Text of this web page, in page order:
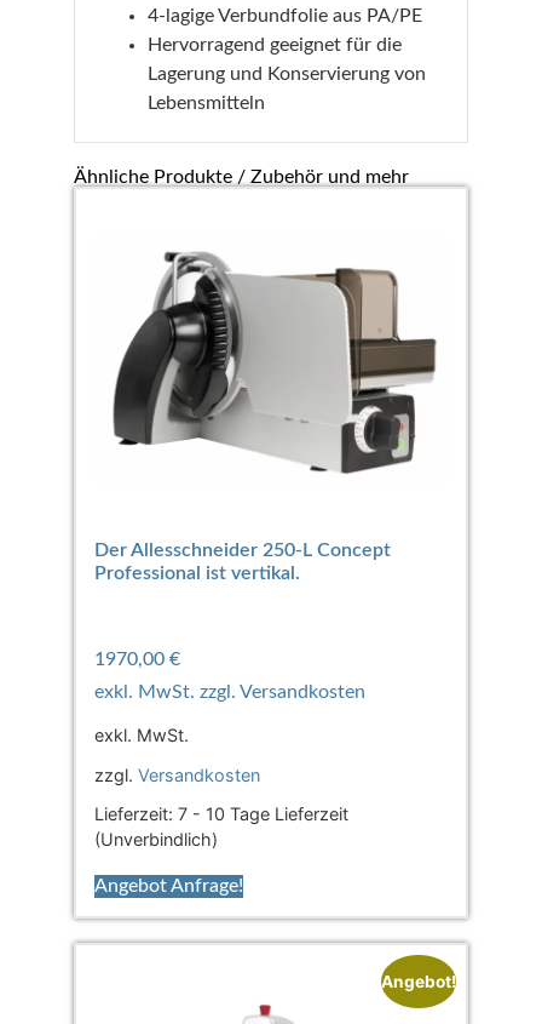
4-lagige Verbundfolie aus PA/PE
Hervorragend geeignet für die
Lagerung und Konservierung von
Lebensmitteln
Ähnliche Produkte / Zubehör und mehr
Der Allesschneider 250-L Concept
Professional ist vertikal.
1970,00 €
exkl. MwSt.
zzgl. Versandkosten
Lieferzeit: 7 - 10 Tage Lieferzeit
(Unverbindlich)
Angebot Anfrage!
Angebot!